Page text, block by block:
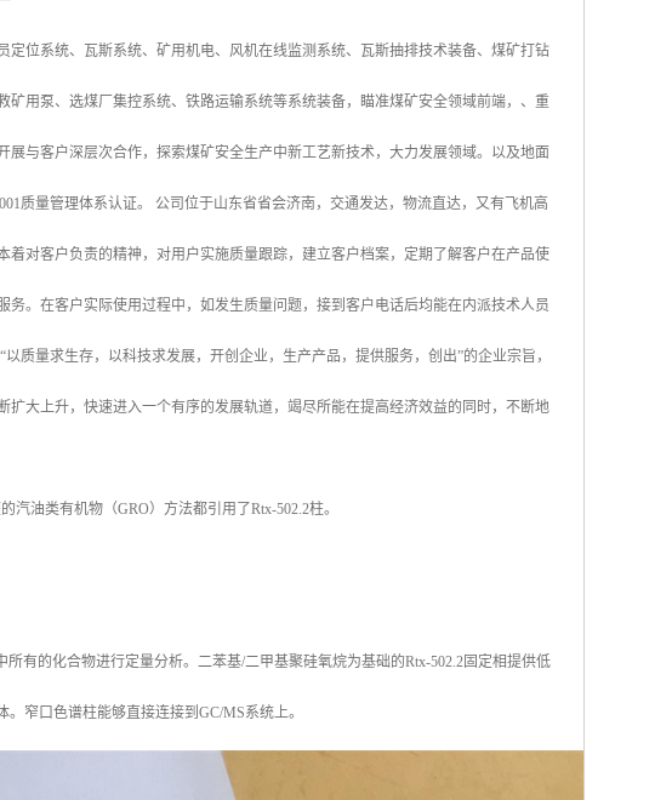
位系统、瓦斯系统、矿用机电、风机在线监测系统、瓦斯抽排技术装备、煤矿打钻
用泵、选煤厂集控系统、铁路运输系统等系统装备，瞄准煤矿安全领域前端，、重
与客户深层次合作，探索煤矿安全生产中新工艺新技术，大力发展领域。以及地面
质量管理体系认证。 公司位于山东省省会济南，交通发达，物流直达，又有飞机高
对客户负责的精神，对用户实施质量跟踪，建立客户档案，定期了解客户在产品使
。在客户实际使用过程中，如发生质量问题，接到客户电话后均能在内派技术人员
质量求生存，以科技求发展，开创企业，生产产品，提供服务，创出”的企业宗旨，
大上升，快速进入一个有序的发展轨道，竭尽所能在提高经济效益的同时，不断地
油类有机物（GRO）方法都引用了Rtx-502.2柱。
有的化合物进行定量分析。二苯基/二甲基聚硅氧烷为基础的Rtx-502.2固定相提供低
窄口色谱柱能够直接连接到GC/MS系统上。